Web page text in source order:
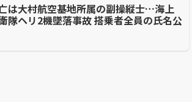
は大村航空基地所属の副操縦士…海上
隊ヘリ2機墜落事故 搭乗者全員の氏名公